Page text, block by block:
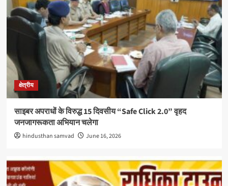
क्षेत्रीय
साइबर अपराधों के विरुद्ध 15 दिवसीय “Safe Click 2.0” वृहद
जनजागरूकता अभियान चलेगा
hindusthan samvad June 16, 2026